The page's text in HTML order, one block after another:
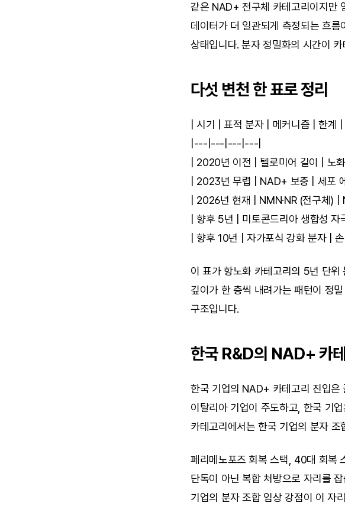
같은 NAD+ 전구체 카테고리이지만
데이터가 더 일관되게 측정되는 흐
상태입니다. 분자 정밀화의 시간이
다섯 변천 한 표로 정리
| 시기 | 표적 분자 | 메커니즘 | 한계 |
|---|---|---|---|
| 2020년 이전 | 텔로미어 길이 | 노
| 2023년 무렵 | NAD+ 보충 | 세포
| 2026년 현재 | NMN·NR (전구체)
| 향후 5년 | 미토콘드리아 생합성
| 향후 10년 | 자가포식 강화 분자 |
이 표가 항노화 카테고리의 5년 단위
깊이가 한 층씩 내려가는 패턴이 정
구조입니다.
한국 R&D의 NAD+ 카
한국 기업의 NAD+ 카테고리 진입은
이탈리아 기업이 주도하고, 한국 기
카테고리에서는 한국 기업의 분자
페리메노포즈 회복 스택, 40대 회복
단독이 아닌 복합 처방으로 자리를
기업의 분자 조합 임상 강점이 이 자